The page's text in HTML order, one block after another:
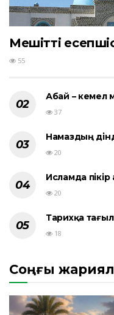
Мешіттің
55
Абай – кемел
37
Намаздың
20
Исламда
20
Тарихқа
18
Соңғы